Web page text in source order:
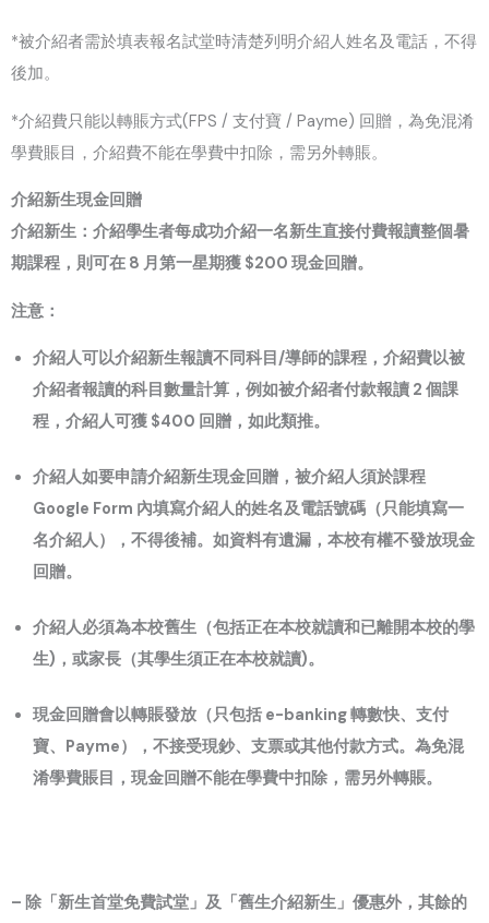
*被介紹者需於填表報名試堂時清楚列明介紹人姓名及電話，不得
後加。
*介紹費只能以轉賬方式(FPS / 支付寶 / Payme) 回贈，為免混淆
學費賬目，介紹費不能在學費中扣除，需另外轉賬。
介紹新生現金回贈
介紹新生：介紹學生者每成功介紹一名新生直接付費報讀整個暑
期課程，則可在 8 月第一星期獲 $200 現金回贈。
注意：
介紹人可以介紹新生報讀不同科目/導師的課程，介紹費以被
介紹者報讀的科目數量計算，例如被介紹者付款報讀 2 個課
程，介紹人可獲 $400 回贈，如此類推。
介紹人如要申請介紹新生現金回贈，被介紹人須於課程
Google Form 內填寫介紹人的姓名及電話號碼（只能填寫一
名介紹人），不得後補。如資料有遺漏，本校有權不發放現金
回贈。
介紹人必須為本校舊生（包括正在本校就讀和已離開本校的學
生)，或家長（其學生須正在本校就讀)。
現金回贈會以轉賬發放（只包括 e-banking 轉數快、支付
寶、Payme），不接受現鈔、支票或其他付款方式。為免混
淆學費賬目，現金回贈不能在學費中扣除，需另外轉賬。
– 除「新生首堂免費試堂」及「舊生介紹新生」優惠外，其餘的